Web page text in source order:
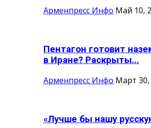
Арменпресс Инфо Май 10,
Пентагон готовит
в Иране? Раскрыты...
Арменпресс Инфо Март 30,
«Лучше бы нашу